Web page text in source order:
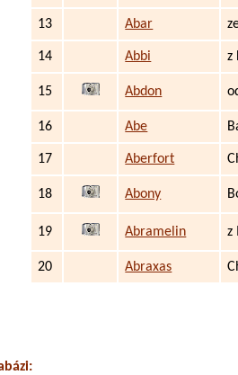
13 Abar
14 Abbi z
15 Abdon
16 Abe
17 Aberfort
18 Abony
19 Abramelin z
20 Abraxas